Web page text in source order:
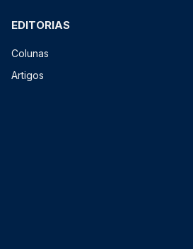
EDITORIAS
Colunas
Artigos